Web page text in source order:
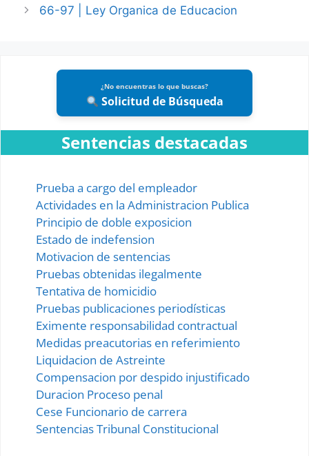
66-97 | Ley Organica de Educacion
¿No encuentras lo que buscas?
Solicitud de Búsqueda
Sentencias destacadas
Prueba a cargo del empleador
Actividades en la Administracion Publica
Principio de doble exposicion
Estado de indefension
Motivacion de sentencias
Pruebas obtenidas ilegalmente
Tentativa de homicidio
Pruebas publicaciones periodísticas
Eximente responsabilidad contractual
Medidas preacutorias en referimiento
Liquidacion de Astreinte
Compensacion por despido injustificado
Duracion Proceso penal
Cese Funcionario de carrera
Sentencias Tribunal Constitucional